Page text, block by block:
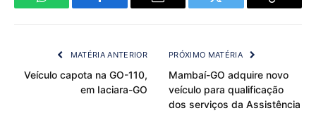
WhatsApp Facebook Email Twitter
Copy
MATÉRIA ANTERIOR
Veículo capota na GO-110,
em Iaciara-GO
PRÓXIMO MATÉRIA
Mambaí-GO adquire novo
veículo para qualificação
dos serviços da Assistência